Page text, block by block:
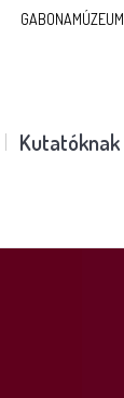
GABONAMÚZEUM
Kutatóknak